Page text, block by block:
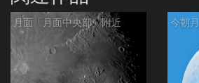
月面「月面中央部」附近 今朝月